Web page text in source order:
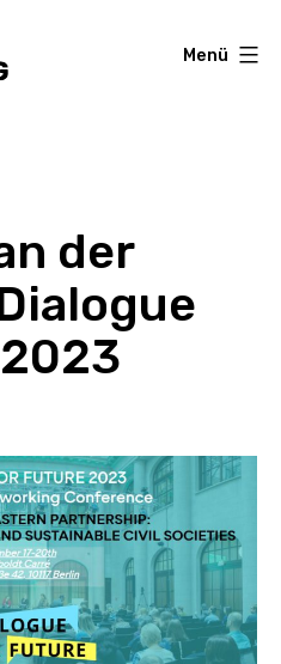
Menü
der